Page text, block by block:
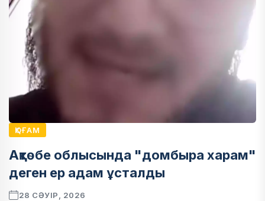
ҚОҒАМ
Ақтөбе облысында "домбыра харам"
деген ер адам ұсталды
28 СӘУІР, 2026